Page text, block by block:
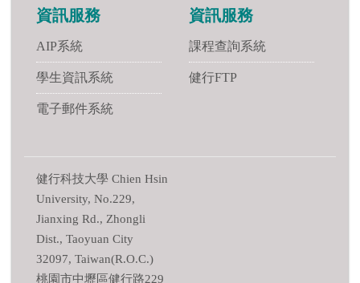
資訊服務
AIP系統
學生資訊系統
電子郵件系統
資訊服務
課程查詢系統
健行FTP
健行科技大學 Chien Hsin
University, No.229,
Jianxing Rd., Zhongli
Dist., Taoyuan City
32097, Taiwan(R.O.C.)
桃園市中壢區健行路229